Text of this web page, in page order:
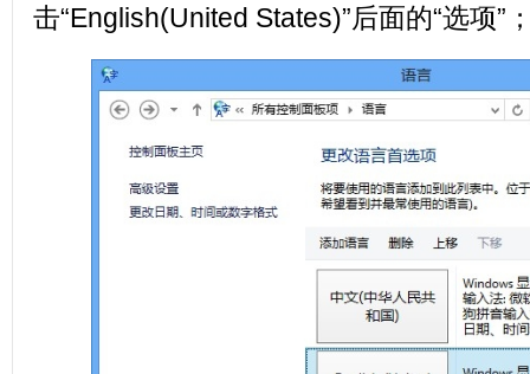
击“English(United States)”后面的“选项”